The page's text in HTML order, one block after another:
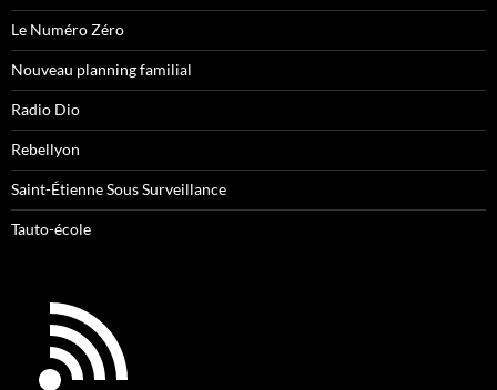
Le Numéro Zéro
Nouveau planning familial
Radio Dio
Rebellyon
Saint-Étienne Sous Surveillance
Tauto-école